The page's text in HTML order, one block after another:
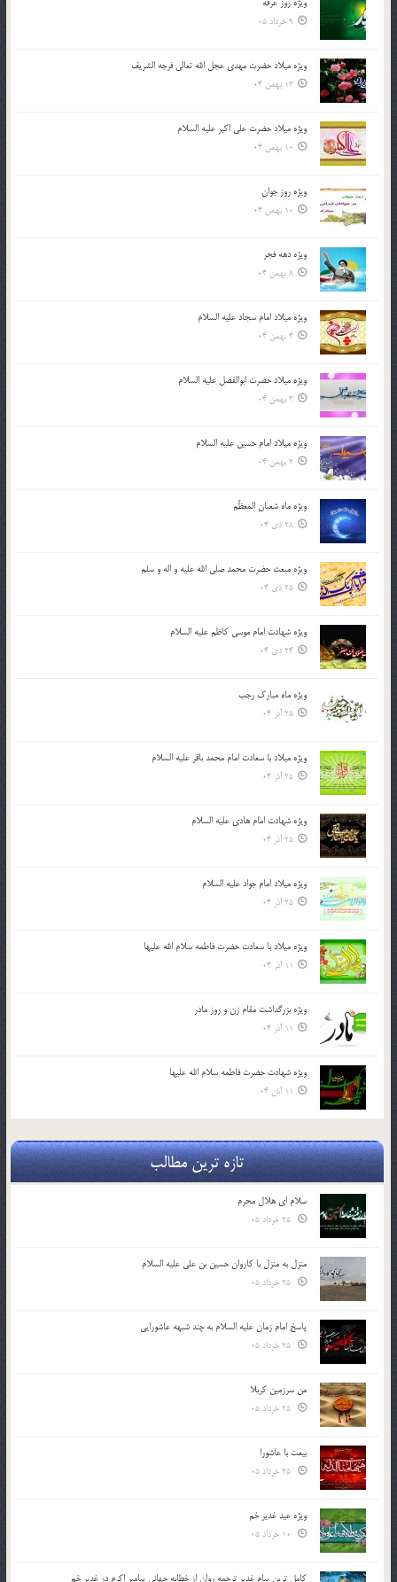
9 خرداد 05
ویژه میلاد حضرت مهدی عجل الله تعالی فرجه الشريف
13 بهمن 04
ویژه میلاد حضرت علی اکبر علیه السلام
10 بهمن 04
ویژه روز جوان
10 بهمن 04
ویژه دهه فجر
8 بهمن 04
ویژه میلاد امام سجاد علیه السلام
4 بهمن 04
ویژه میلاد حضرت ابوالفضل علیه السلام
3 بهمن 04
ویژه میلاد امام حسین علیه السلام
2 بهمن 04
ویژه ماه شعبان المعظّم
28 دی 04
ویژه مبعث حضرت محمد صلی الله علیه و اله و سلم
25 دی 04
ویژه شهادت امام موسی کاظم علیه السلام
24 دی 04
ویژه ماه مبارک رجب
25 آذر 04
ویژه میلاد با سعادت امام محمد باقر علیه السلام
25 آذر 04
ویژه شهادت امام هادی علیه السلام
25 آذر 04
ویژه میلاد امام جواد علیه السلام
25 آذر 04
ویژه میلاد با سعادت حضرت فاطمه سلام الله علیها
11 آذر 04
ویژه بزرگداشت مقام زن و روز مادر
11 آذر 04
ویژه شهادت حضرت فاطمه سلام الله علیها
11 آبان 04
تازه ترین مطالب
سلام ای هلال محرم
منزل به منزل با کاروان حسین بن علی علیه السلام
پاسخ امام زمان علیه السلام به چند شبهه عاشورایی
من سرزمین کربلا
بیعت با عاشورا
ویژه عید غدیر خم
کامل ترین پیام غدیر ترجمه روان از خطابه جهانی پیامبر اکرم در غدیر خم